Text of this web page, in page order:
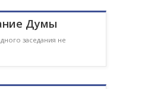
Думы
заседания не